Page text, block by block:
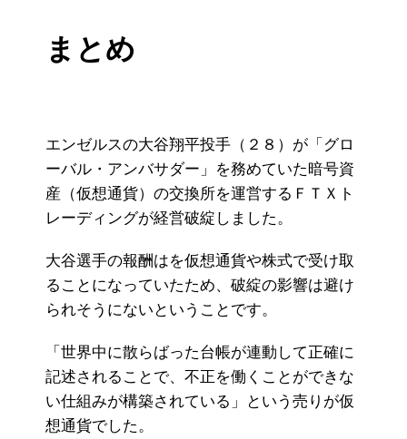
まとめ
エンゼルスの大谷翔平投手（２８）が「グロ
ーバル・アンバサダー」を務めていた暗号資
産（仮想通貨）の交換所を運営するＦＴＸト
レーディングが経営破綻しました。
大谷選手の報酬はを仮想通貨や株式で受け取
ることになっていたため、破綻の影響は避け
られそうにないということです。
「世界中に散らばった台帳が連動して正確に
記述されることで、不正を働くことができな
い仕組みが構築されている」という売りが仮
想通貨でした。